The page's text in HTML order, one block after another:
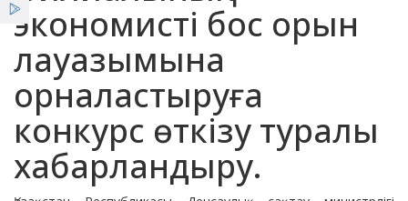
Қызметтер
Жаңалықтар
ҰСО жаршысы
Халықаралық ынтымақтастық
Пікірлер
экономисті бос орын
лауазымына
орналастыруға
конкурс өткізу туралы
хабарландыру.